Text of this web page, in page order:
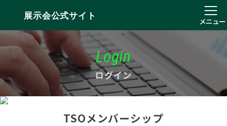
展示会公式サイト
メニュー
Login
ログイン
TSOメンバーシップ